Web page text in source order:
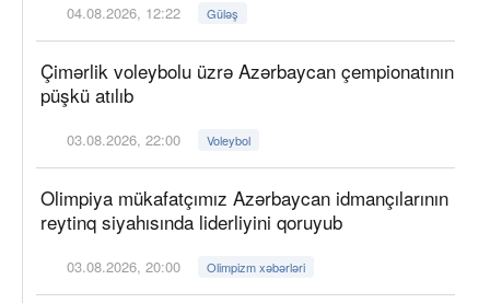
04.08.2026, 12:22 Güləş
Çimərlik voleybolu üzrə Azərbaycan çempionatının
püşkü atılıb
03.08.2026, 22:00 Voleybol
Olimpiya mükafatçımız Azərbaycan idmançılarının
reytinq siyahısında liderliyini qoruyub
03.08.2026, 20:00 Olimpizm xəbərləri